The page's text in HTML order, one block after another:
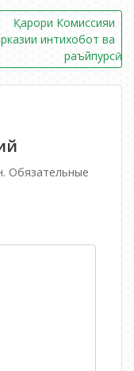
Қарори Комиссияи
интихобот ва
раъйпурсӣ
Обязательные